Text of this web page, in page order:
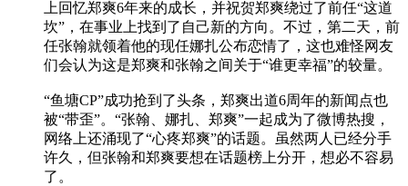
上回忆郑爽6年来的成长，并祝贺郑爽绕过了前任“这道
坎”，在事业上找到了自己新的方向。不过，第二天，前
任张翰就领着他的现任娜扎公布恋情了，这也难怪网友
们会认为这是郑爽和张翰之间关于“谁更幸福”的较量。
“鱼塘CP”成功抢到了头条，郑爽出道6周年的新闻点也
被“带歪”。“张翰、娜扎、郑爽”一起成为了微博热搜，
网络上还涌现了“心疼郑爽”的话题。虽然两人已经分手
许久，但张翰和郑爽要想在话题榜上分开，想必不容易
了。